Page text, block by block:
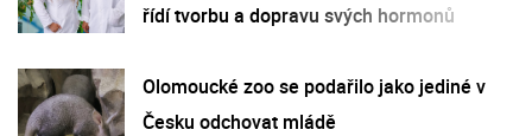
řídí tvorbu a dopravu svých hormonů
Olomoucké zoo se podařilo jako jediné v
Česku odchovat mládě